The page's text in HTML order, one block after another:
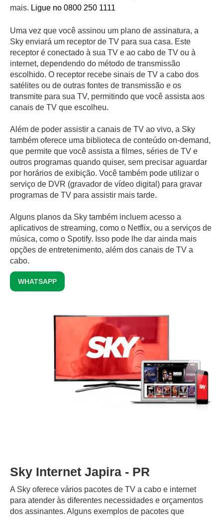
mais. Ligue no 0800 250 1111
Uma vez que você assinou um plano de assinatura, a
Sky enviará um receptor de TV para sua casa. Este
receptor é conectado à sua TV e ao cabo de TV ou à
internet, dependendo do método de transmissão
escolhido. O receptor recebe sinais de TV a cabo dos
satélites ou de outras fontes de transmissão e os
transmite para sua TV, permitindo que você assista aos
canais de TV que escolheu.
Além de poder assistir a canais de TV ao vivo, a Sky
também oferece uma biblioteca de conteúdo on-demand,
que permite que você assista a filmes, séries de TV e
outros programas quando quiser, sem precisar aguardar
por horários de exibição. Você também pode utilizar o
serviço de DVR (gravador de vídeo digital) para gravar
programas de TV para assistir mais tarde.
Alguns planos da Sky também incluem acesso a
aplicativos de streaming, como o Netflix, ou a serviços de
música, como o Spotify. Isso pode lhe dar ainda mais
opções de entretenimento, além dos canais de TV a
cabo.
WHATSAPP
Sky Internet Japira - PR
A Sky oferece vários pacotes de TV a cabo e internet
para atender às diferentes necessidades e orçamentos
dos assinantes. Alguns exemplos de pacotes que